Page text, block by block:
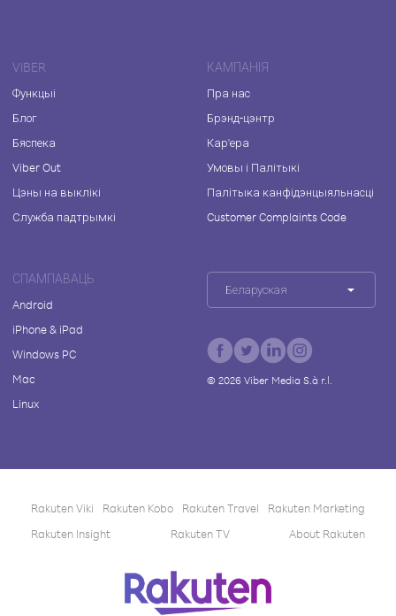
VIBER
Функцыі
Блог
Бяспека
Viber Out
Цэны на выклікі
Служба падтрымкі
КАМПАНІЯ
Пра нас
Брэнд-цэнтр
Кар'ера
Умовы і Палітыкі
Палітыка канфідэнцыяльнасці
Customer Complaints Code
СПАМПАВАЦЬ
Android
iPhone & iPad
Windows PC
Mac
Linux
Беларуская
© 2026Viber Media S.à r.l.
Rakuten Viki Rakuten Kobo Rakuten Travel
Rakuten Marketing
Rakuten Insight
Rakuten TV About Rakuten